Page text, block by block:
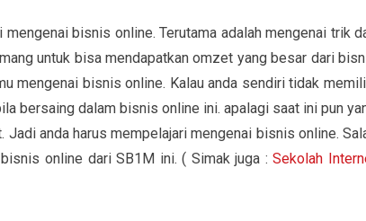
bisnis online. Terutama adalah mengenai trik
untuk bisa mendapatkan omzet yang besar dari
mengenai bisnis online. Kalau anda sendiri tidak
bersaing dalam bisnis online ini. apalagi saat ini pun
anda harus mempelajari mengenai bisnis online.
online dari SB1M ini. ( Simak juga :Sekolah